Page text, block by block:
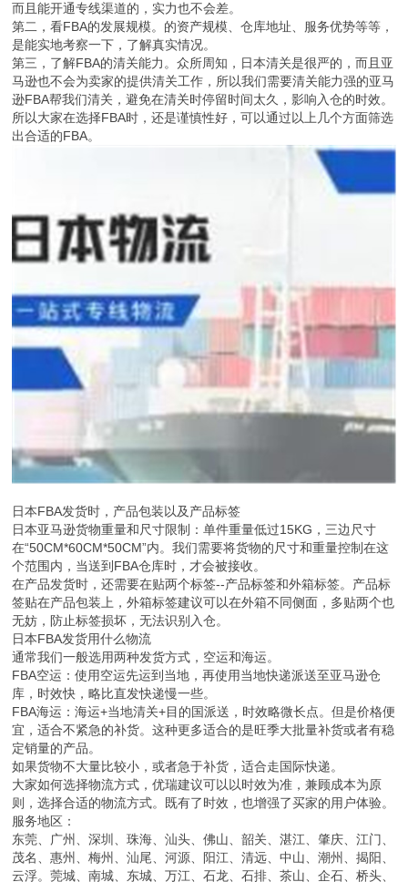
而且能开通专线渠道的，实力也不会差。
第二，看FBA的发展规模。的资产规模、仓库地址、服务优势等等，
是能实地考察一下，了解真实情况。
第三，了解FBA的清关能力。众所周知，日本清关是很严的，而且亚
马逊也不会为卖家的提供清关工作，所以我们需要清关能力强的亚马
逊FBA帮我们清关，避免在清关时停留时间太久，影响入仓的时效。
所以大家在选择FBA时，还是谨慎性好，可以通过以上几个方面筛选
出合适的FBA。
日本FBA发货时，产品包装以及产品标签
日本亚马逊货物重量和尺寸限制：单件重量低过15KG，三边尺寸
在“50CM*60CM*50CM”内。我们需要将货物的尺寸和重量控制在这
个范围内，当送到FBA仓库时，才会被接收。
在产品发货时，还需要在贴两个标签--产品标签和外箱标签。产品标
签贴在产品包装上，外箱标签建议可以在外箱不同侧面，多贴两个也
无妨，防止标签损坏，无法识别入仓。
日本FBA发货用什么物流
通常我们一般选用两种发货方式，空运和海运。
FBA空运：使用空运先运到当地，再使用当地快递派送至亚马逊仓
库，时效快，略比直发快递慢一些。
FBA海运：海运+当地清关+目的国派送，时效略微长点。但是价格便
宜，适合不紧急的补货。这种更多适合的是旺季大批量补货或者有稳
定销量的产品。
如果货物不大量比较小，或者急于补货，适合走国际快递。
大家如何选择物流方式，优瑞建议可以以时效为准，兼顾成本为原
则，选择合适的物流方式。既有了时效，也增强了买家的用户体验。
服务地区：
东莞、广州、深圳、珠海、汕头、佛山、韶关、湛江、肇庆、江门、
茂名、惠州、梅州、汕尾、河源、阳江、清远、中山、潮州、揭阳、
云浮。莞城、南城、东城、万江、石龙、石排、茶山、企石、桥头、